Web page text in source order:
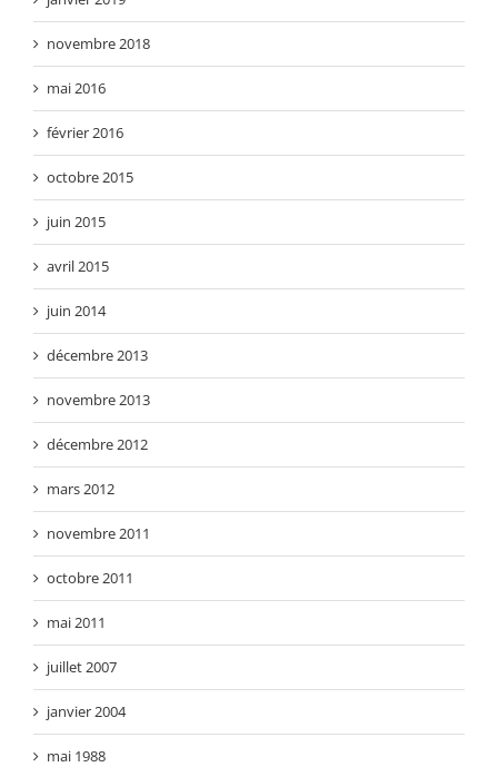
novembre 2018
mai 2016
février 2016
octobre 2015
juin 2015
avril 2015
juin 2014
décembre 2013
novembre 2013
décembre 2012
mars 2012
novembre 2011
octobre 2011
mai 2011
juillet 2007
janvier 2004
mai 1988